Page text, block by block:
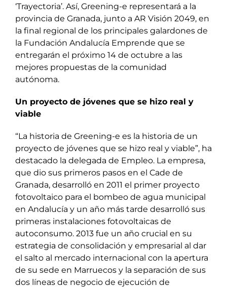
‘Trayectoria’. Así, Greening-e representará a la
provincia de Granada, junto a AR Visión 2049, en
la final regional de los principales galardones de
la Fundación Andalucía Emprende que se
entregarán el próximo 14 de octubre a las
mejores propuestas de la comunidad
autónoma.
Un proyecto de jóvenes que se hizo real y
viable
“La historia de Greening-e es la historia de un
proyecto de jóvenes que se hizo real y viable”, ha
destacado la delegada de Empleo. La empresa,
que dio sus primeros pasos en el Cade de
Granada, desarrolló en 2011 el primer proyecto
fotovoltaico para el bombeo de agua municipal
en Andalucía y un año más tarde desarrolló sus
primeras instalaciones fotovoltaicas de
autoconsumo. 2013 fue un año crucial en su
estrategia de consolidación y empresarial al dar
el salto al mercado internacional con la apertura
de su sede en Marruecos y la separación de sus
dos líneas de negocio de ejecución de